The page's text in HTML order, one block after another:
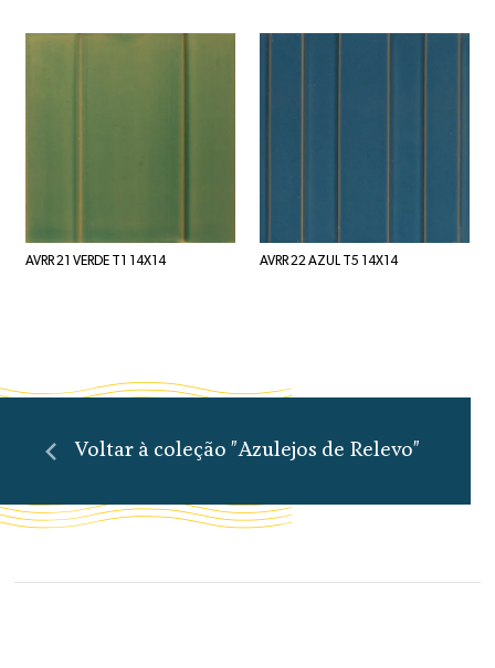
AVRR 21 VERDE T1 14X14 AVRR 22 AZUL T5 14X14
Voltar à coleção "Azulejos de Relevo"